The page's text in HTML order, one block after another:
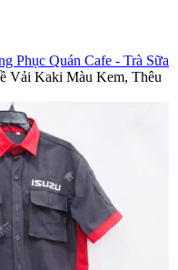
Phục Quán Cafe - Trà Sữa
Vải Kaki Màu Kem, Thêu